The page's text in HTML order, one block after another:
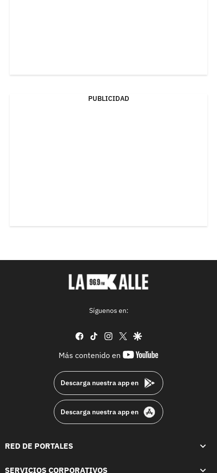
PUBLICIDAD
Síguenos en:
facebook
tiktok instagram
twittergoogle
Más contenido en
youtube-
Descarga nuestra app en
Descarga nuestra app en
RED DE PORTALES
SERVICIOS CORPORATIVOS